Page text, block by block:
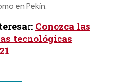
en Pekín.
Conozca las
tecnológicas